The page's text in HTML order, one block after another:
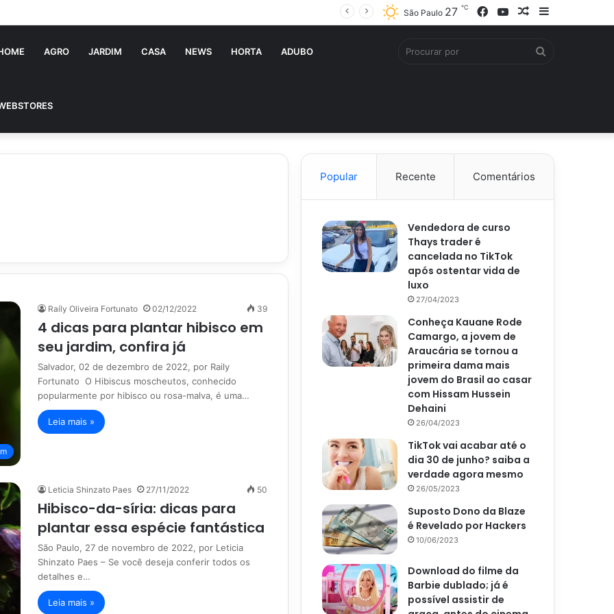
Barra
Artigo
YouTube
Facebook
São Paulo 27 ℃
AGRO JARDIM CASA NEWS HORTA ADUBO
Raíly Oliveira Fortunato 02/12/2022 39
4 dicas para plantar hibisco em
seu jardim, confira já
Salvador, 02 de dezembro de 2022, por Raily
Fortunato O Hibiscus moscheutos, conhecido
popularmente por hibisco ou rosa-malva, é uma…
Leia mais »
Leticia Shinzato Paes 27/11/2022 50
Hibisco-da-síria: dicas para
plantar essa espécie fantástica
São Paulo, 27 de novembro de 2022, por Leticia
Shinzato Paes – Se você deseja conferir todos os
detalhes e…
Leia mais »
Popular Recente Comentários
Vendedora de curso
Thays trader é
cancelada no TikTok
após ostentar vida de
luxo
27/04/2023
Conheça Kauane Rode
Camargo, a jovem de
Araucária se tornou a
primeira dama mais
jovem do Brasil ao casar
com Hissam Hussein
Dehaini
26/04/2023
TikTok vai acabar até o
dia 30 de junho? saiba a
verdade agora mesmo
26/05/2023
Suposto Dono da Blaze
é Revelado por Hackers
10/06/2023
Download do filme da
Barbie dublado; já é
possível assistir de